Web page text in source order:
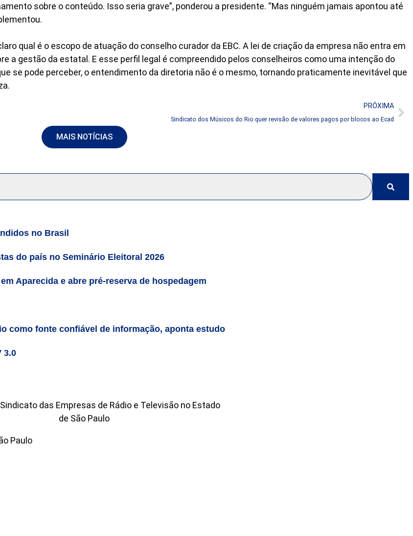
sobre o conteúdo. Isso seria grave”, ponderou a presidente. “Mas ninguém jamais apontou até
qual é o escopo de atuação do conselho curador da EBC. A lei de criação da empresa não entra em
a gestão da estatal. E esse perfil legal é compreendido pelos conselheiros como uma intenção do
se pode perceber, o entendimento da diretoria não é o mesmo, tornando praticamente inevitável que
PRÓXIMA
Sindicato dos Músicos do Rio quer revisão de valores pagos por blocos ao Ecad
MAIS NOTÍCIAS
no Brasil
do país no Seminário Eleitoral 2026
Aparecida e abre pré-reserva de hospedagem
como fonte confiável de informação, aponta estudo
3.0
Paulo